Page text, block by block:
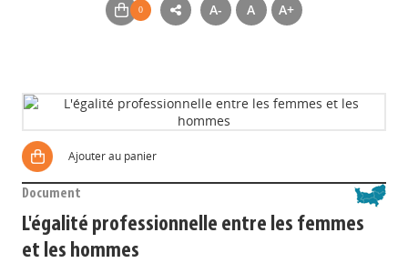
A- A A+
Ajouter au panier
Document
L'égalité professionnelle entre les femmes
et les hommes